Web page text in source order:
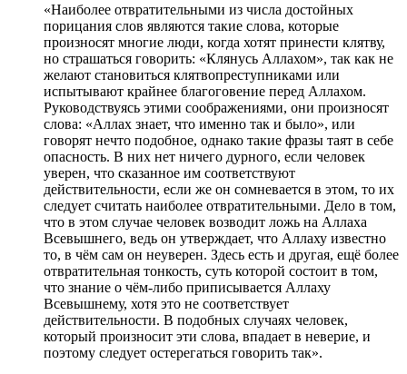
«Наиболее отвратительными из числа достойных
порицания слов являются такие слова, которые
произносят многие люди, когда хотят принести клятву,
но страшаться говорить: «Клянусь Аллахом», так как не
желают становиться клятвопреступниками или
испытывают крайнее благоговение перед Аллахом.
Руководствуясь этими соображениями, они произносят
слова: «Аллах знает, что именно так и было», или
говорят нечто подобное, однако такие фразы таят в себе
опасность. В них нет ничего дурного, если человек
уверен, что сказанное им соответствуют
действительности, если же он сомневается в этом, то их
следует считать наиболее отвратительными. Дело в том,
что в этом случае человек возводит ложь на Аллаха
Всевышнего, ведь он утверждает, что Аллаху известно
то, в чём сам он неуверен. Здесь есть и другая, ещё более
отвратительная тонкость, суть которой состоит в том,
что знание о чём-либо приписывается Аллаху
Всевышнему, хотя это не соответствует
действительности. В подобных случаях человек,
который произносит эти слова, впадает в неверие, и
поэтому следует остерегаться говорить так».